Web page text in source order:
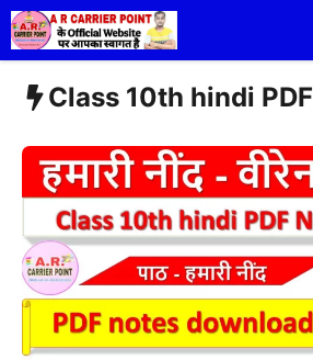
Skip
to
content
Class 10th hindi PDF